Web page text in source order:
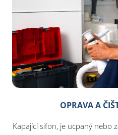
OPRAVA A
Kapající sifon, je ucpaný nebo